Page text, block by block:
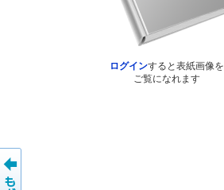
ログインすると表紙画像を
ご覧になれます